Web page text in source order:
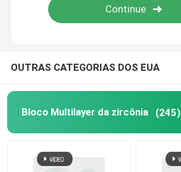
Óxido de zircônio cerâmico
pro zircônia 3D
OUTRAS CATEGORIAS DOS EUA
Bloco Multilayer da zircônia (245)